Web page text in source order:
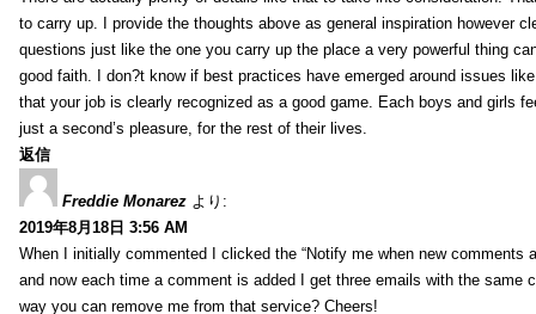
to carry up. I provide the thoughts above as general inspiration however
questions just like the one you carry up the place a very powerful thing
good faith. I don?t know if best practices have emerged around issues
that your job is clearly recognized as a good game. Each boys and girls
just a second’s pleasure, for the rest of their lives.
返信
Freddie Monarez より:
2019年8月18日 3:56 AM
When I initially commented I clicked the “Notify me when new comments
and now each time a comment is added I get three emails with the same
way you can remove me from that service? Cheers!